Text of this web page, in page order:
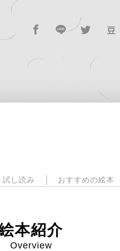
試し読み おすすめの絵本
本紹介
Overview